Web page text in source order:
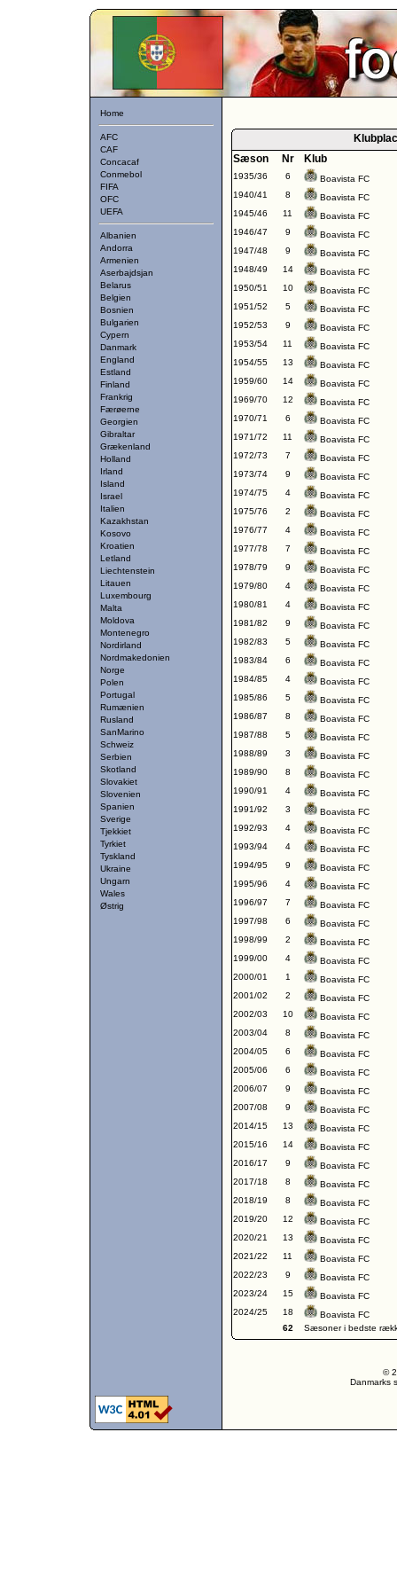
Home
AFC
CAF
Concacaf
Conmebol
FIFA
OFC
UEFA
Albanien
Andorra
Armenien
Aserbajdsjan
Belarus
Belgien
Bosnien
Bulgarien
Cypern
Danmark
England
Estland
Finland
Frankrig
Færøerne
Georgien
Gibraltar
Grækenland
Holland
Irland
Island
Israel
Italien
Kazakhstan
Kosovo
Kroatien
Letland
Liechtenstein
Litauen
Luxembourg
Malta
Moldova
Montenegro
Nordirland
Nordmakedonien
Norge
Polen
Portugal
Rumænien
Rusland
SanMarino
Schweiz
Serbien
Skotland
Slovakiet
Slovenien
Spanien
Sverige
Tjekkiet
Tyrkiet
Tyskland
Ukraine
Ungarn
Wales
Østrig
Sæson
Nr Klub
1935/36 6
Boavista FC
1940/41
8
Boavista FC
1945/46
11
Boavista FC
1946/47
9
Boavista FC
1947/48
9
Boavista FC
1948/49
14
Boavista FC
1950/51
10
Boavista FC
1951/52
5
Boavista FC
1952/53
9
Boavista FC
1953/54
11
Boavista FC
1954/55
13
Boavista FC
1959/60
14
Boavista FC
1969/70
12
Boavista FC
1970/71
6
Boavista FC
1971/72
11
Boavista FC
1972/73
7
Boavista FC
1973/74
9
Boavista FC
1974/75
4
Boavista FC
1975/76
2
Boavista FC
1976/77
4
Boavista FC
1977/78
7
Boavista FC
1978/79
9
Boavista FC
1979/80
4
Boavista FC
1980/81
4
Boavista FC
1981/82
9
Boavista FC
1982/83
5
Boavista FC
1983/84
6
Boavista FC
1984/85
4
Boavista FC
1985/86
5
Boavista FC
1986/87
8
Boavista FC
1987/88
5
Boavista FC
1988/89
3
Boavista FC
1989/90
8
Boavista FC
1990/91
4
Boavista FC
1991/92
3
Boavista FC
1992/93
4
Boavista FC
1993/94
4
Boavista FC
1994/95
9
Boavista FC
1995/96
4
Boavista FC
1996/97
7
Boavista FC
1997/98
6
Boavista FC
1998/99
2
Boavista FC
1999/00
4
Boavista FC
2000/01
1
Boavista FC
2001/02
2
Boavista FC
2002/03
10
Boavista FC
2003/04
8
Boavista FC
2004/05
6
Boavista FC
2005/06
6
Boavista FC
2006/07
9
Boavista FC
2007/08
9
Boavista FC
2014/15
13
Boavista FC
2015/16
14
Boavista FC
2016/17
9
Boavista FC
2017/18
8
Boavista FC
2018/19
8
Boavista FC
2019/20
12
Boavista FC
2020/21
13
Boavista FC
2021/22
11
Boavista FC
2022/23
9
Boavista FC
2023/24
15
Boavista FC
2024/25
18
Boavista FC
62
Sæsoner i bedste
©
Danmarks